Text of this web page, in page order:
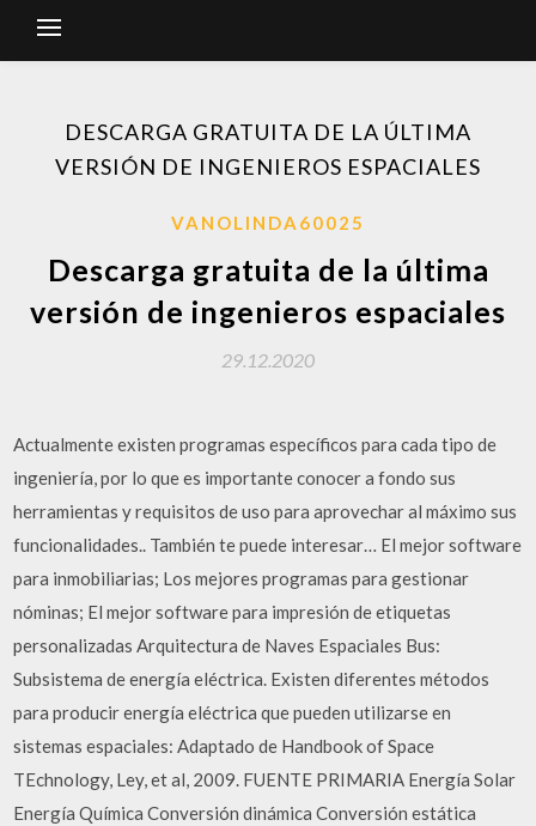
DESCARGA GRATUITA DE LA ÚLTIMA
VERSIÓN DE INGENIEROS ESPACIALES
VANOLINDA60025
Descarga gratuita de la última
versión de ingenieros espaciales
29.12.2020
Actualmente existen programas específicos para cada tipo de
ingeniería, por lo que es importante conocer a fondo sus
herramientas y requisitos de uso para aprovechar al máximo sus
funcionalidades.. También te puede interesar… El mejor software
para inmobiliarias; Los mejores programas para gestionar
nóminas; El mejor software para impresión de etiquetas
personalizadas Arquitectura de Naves Espaciales Bus:
Subsistema de energía eléctrica. Existen diferentes métodos
para producir energía eléctrica que pueden utilizarse en
sistemas espaciales: Adaptado de Handbook of Space
TEchnology, Ley, et al, 2009. FUENTE PRIMARIA Energía Solar
Energía Química Conversión dinámica Conversión estática